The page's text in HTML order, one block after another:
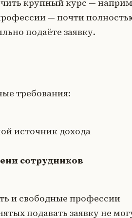
крупный курс —
— почти
подаёте заявку.
требования:
источник дохода
сотрудников
и свободные профессии
подавать заявку не